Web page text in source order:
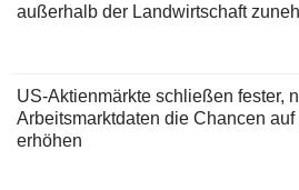
außerhalb der Landwirtschaft
US-Aktienmärkte schließen fester,
Arbeitsmarktdaten die Chancen
erhöhen